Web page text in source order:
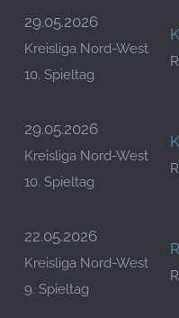
29.05.2026
Kreisliga Nord-West
10. Spieltag
29.05.2026
Kreisliga Nord-West
10. Spieltag
22.05.2026
Kreisliga Nord-West
9. Spieltag